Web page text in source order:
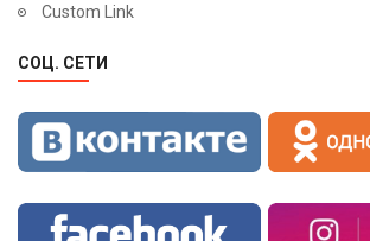
Custom Link
СОЦ. СЕТИ